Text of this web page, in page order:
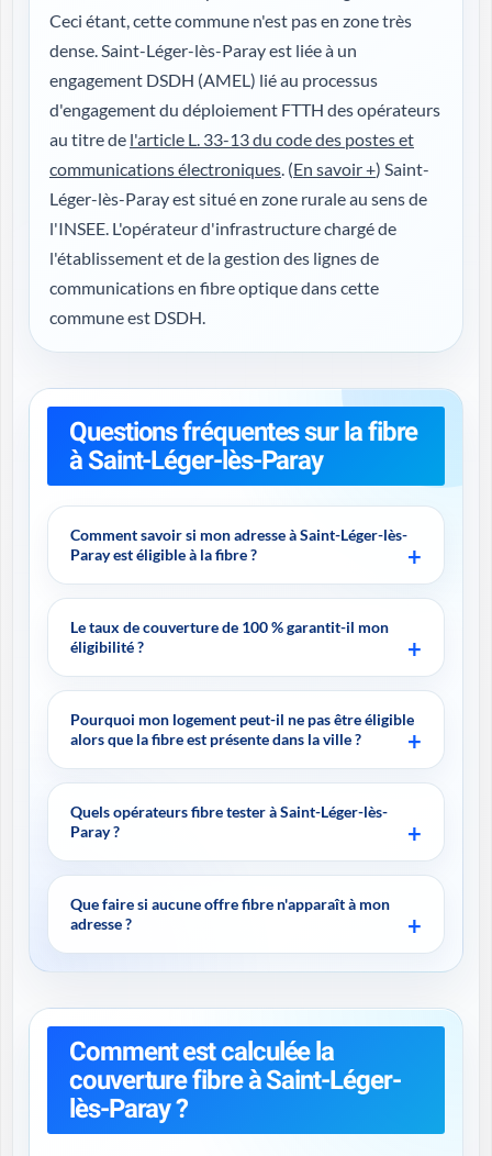
Ceci étant, cette commune n'est pas en zone très
dense. Saint-Léger-lès-Paray est liée à un
engagement DSDH (AMEL) lié au processus
d'engagement du déploiement FTTH des opérateurs
au titre de l'article L. 33-13 du code des postes et
communications électroniques. (En savoir +) Saint-
Léger-lès-Paray est situé en zone rurale au sens de
l'INSEE. L'opérateur d'infrastructure chargé de
l'établissement et de la gestion des lignes de
communications en fibre optique dans cette
commune est DSDH.
Questions fréquentes sur la fibre
à Saint-Léger-lès-Paray
Comment savoir si mon adresse à Saint-Léger-lès-
Paray est éligible à la fibre ?
Le taux de couverture de 100 % garantit-il mon
éligibilité ?
Pourquoi mon logement peut-il ne pas être éligible
alors que la fibre est présente dans la ville ?
Quels opérateurs fibre tester à Saint-Léger-lès-
Paray ?
Que faire si aucune offre fibre n'apparaît à mon
adresse ?
Comment est calculée la
couverture fibre à Saint-Léger-
lès-Paray ?